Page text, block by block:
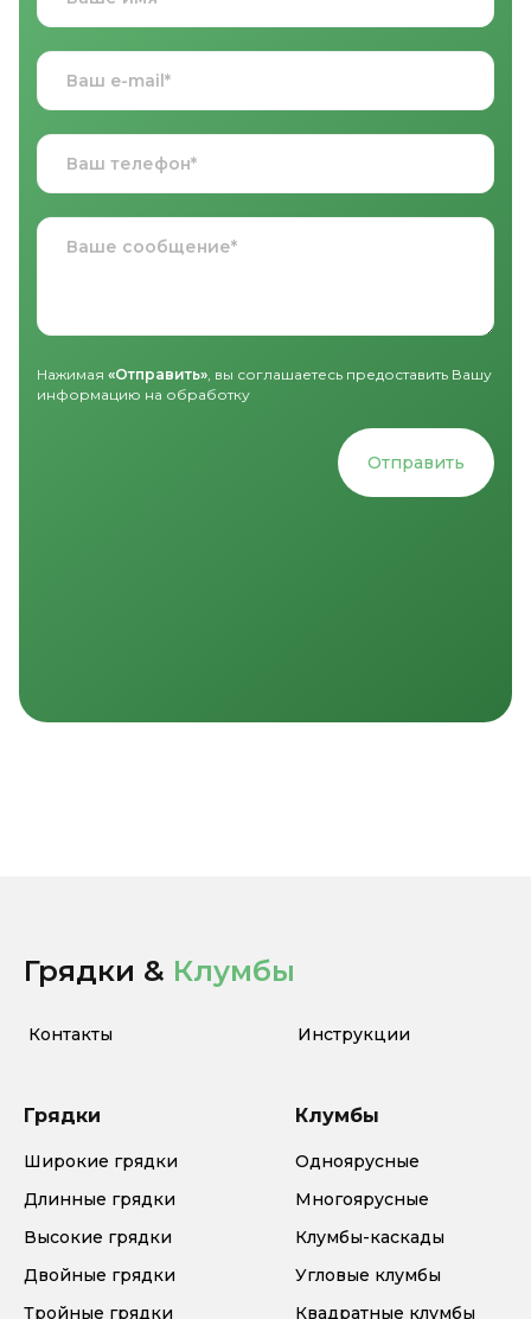
Нажимая «Отправить» , вы соглашаетесь предоставить Вашу
информацию на обработку
Отправить
Грядки & Клумбы
Контакты Инструкции
Грядки
Широкие грядки
Длинные грядки
Высокие грядки
Двойные грядки
Тройные грядки
Клумбы
Одноярусные
Многоярусные
Клумбы-каскады
Угловые клумбы
Квадратные клумбы